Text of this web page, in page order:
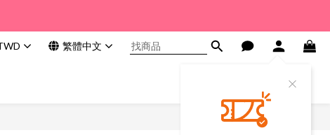
繁體中文